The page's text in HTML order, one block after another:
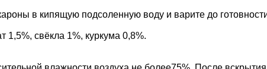
в кипящую подсоленную воду и варите до
свёкла 1%, куркума 0,8%.